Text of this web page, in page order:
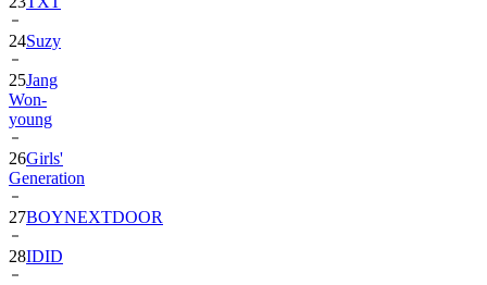
24Suzy
25Jang
Won-
young
26Girls'
Generation
27BOYNEXTDOOR
28IDID